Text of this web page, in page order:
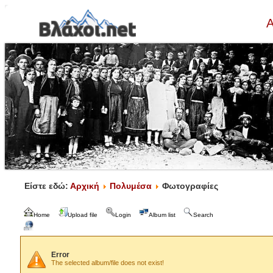
Είστε εδώ: Αρχική Πολυμέσα Φωτογραφίες
Home Upload file Login Album list Search
Error
The selected album/file does not exist!